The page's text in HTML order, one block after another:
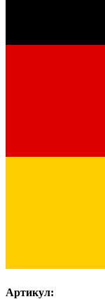
Артикул: